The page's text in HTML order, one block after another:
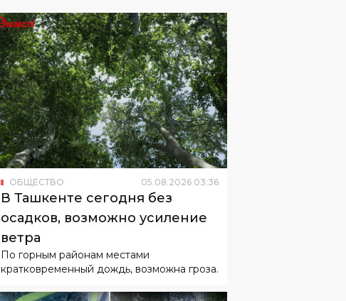
ОБЩЕСТВО 05.08.2026 03:36
В Ташкенте сегодня без
осадков, возможно усиление
ветра
По горным районам местами